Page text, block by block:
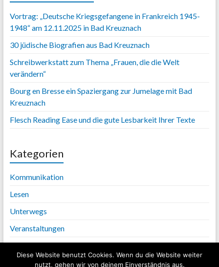
Vortrag: „Deutsche Kriegsgefangene in Frankreich 1945-
1948“ am 12.11.2025 in Bad Kreuznach
30 jüdische Biografien aus Bad Kreuznach
Schreibwerkstatt zum Thema „Frauen, die die Welt
verändern“
Bourg en Bresse ein Spaziergang zur Jumelage mit Bad
Kreuznach
Flesch Reading Ease und die gute Lesbarkeit Ihrer Texte
Kategorien
Kommunikation
Lesen
Unterwegs
Veranstaltungen
Diese Website benutzt Cookies. Wenn du die Website weiter
nutzt, gehen wir von deinem Einverständnis aus.